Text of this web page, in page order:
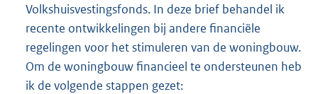
Volkshuisvestingsfonds. In deze brief behandel ik
recente ontwikkelingen bij andere financiële
regelingen voor het stimuleren van de woningbouw.
Om de woningbouw financieel te ondersteunen heb
ik de volgende stappen gezet: